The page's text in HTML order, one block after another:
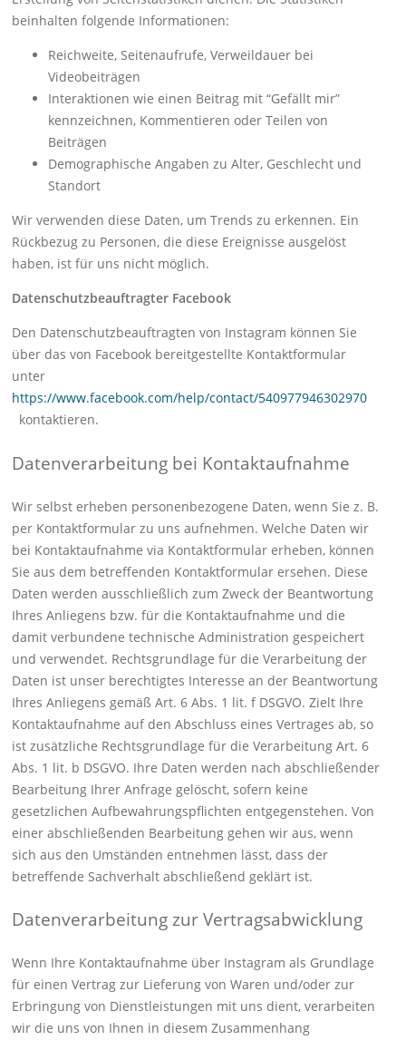
beinhalten folgende Informationen:
Reichweite, Seitenaufrufe, Verweildauer bei
Videobeiträgen
Interaktionen wie einen Beitrag mit “Gefällt mir”
kennzeichnen, Kommentieren oder Teilen von
Beiträgen
Demographische Angaben zu Alter, Geschlecht und
Standort
Wir verwenden diese Daten, um Trends zu erkennen. Ein
Rückbezug zu Personen, die diese Ereignisse ausgelöst
haben, ist für uns nicht möglich.
Datenschutzbeauftragter Facebook
Den Datenschutzbeauftragten von Instagram können Sie
über das von Facebook bereitgestellte Kontaktformular
unter
https://www.facebook.com/help/contact/540977946302970
kontaktieren.
Datenverarbeitung bei Kontaktaufnahme
Wir selbst erheben personenbezogene Daten, wenn Sie z. B.
per Kontaktformular zu uns aufnehmen. Welche Daten wir
bei Kontaktaufnahme via Kontaktformular erheben, können
Sie aus dem betreffenden Kontaktformular ersehen. Diese
Daten werden ausschließlich zum Zweck der Beantwortung
Ihres Anliegens bzw. für die Kontaktaufnahme und die
damit verbundene technische Administration gespeichert
und verwendet. Rechtsgrundlage für die Verarbeitung der
Daten ist unser berechtigtes Interesse an der Beantwortung
Ihres Anliegens gemäß Art. 6 Abs. 1 lit. f DSGVO. Zielt Ihre
Kontaktaufnahme auf den Abschluss eines Vertrages ab, so
ist zusätzliche Rechtsgrundlage für die Verarbeitung Art. 6
Abs. 1 lit. b DSGVO. Ihre Daten werden nach abschließender
Bearbeitung Ihrer Anfrage gelöscht, sofern keine
gesetzlichen Aufbewahrungspflichten entgegenstehen. Von
einer abschließenden Bearbeitung gehen wir aus, wenn
sich aus den Umständen entnehmen lässt, dass der
betreffende Sachverhalt abschließend geklärt ist.
Datenverarbeitung zur Vertragsabwicklung
Wenn Ihre Kontaktaufnahme über Instagram als Grundlage
für einen Vertrag zur Lieferung von Waren und/oder zur
Erbringung von Dienstleistungen mit uns dient, verarbeiten
wir die uns von Ihnen in diesem Zusammenhang